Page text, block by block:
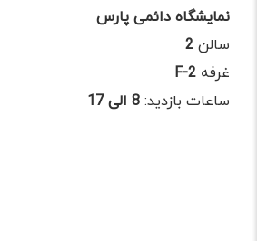
نمایشگاه دائمی پارس
سالن 2
غرفه F-2
ساعات بازدید:
پوستر نمایشگاه نفت و گاز